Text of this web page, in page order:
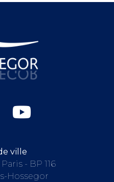
ville
- BP 116
Hossegor